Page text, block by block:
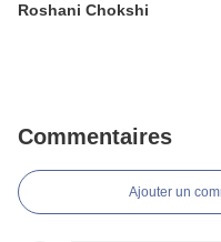
Roshani Chokshi
Commentaires
Ajouter un